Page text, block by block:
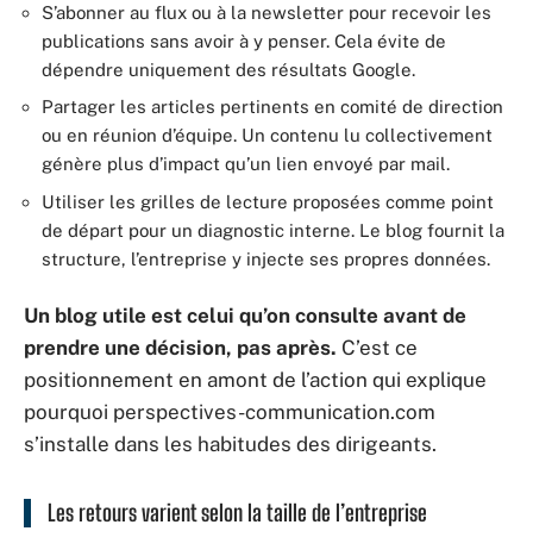
S’abonner au flux ou à la newsletter pour recevoir les
publications sans avoir à y penser. Cela évite de
dépendre uniquement des résultats Google.
Partager les articles pertinents en comité de direction
ou en réunion d’équipe. Un contenu lu collectivement
génère plus d’impact qu’un lien envoyé par mail.
Utiliser les grilles de lecture proposées comme point
de départ pour un diagnostic interne. Le blog fournit la
structure, l’entreprise y injecte ses propres données.
Un blog utile est celui qu’on consulte avant de
prendre une décision, pas après. C’est ce
positionnement en amont de l’action qui explique
pourquoi perspectives-communication.com
s’installe dans les habitudes des dirigeants.
Les retours varient selon la taille de l’entreprise